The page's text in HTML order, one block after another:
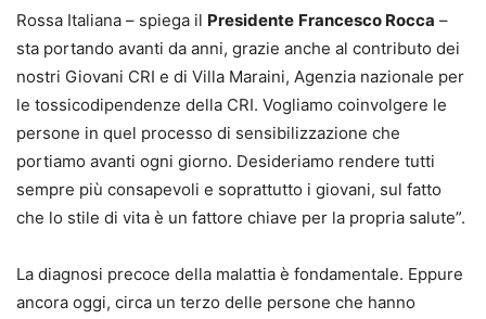
Rossa Italiana – spiega il Presidente Francesco Rocca –
sta portando avanti da anni, grazie anche al contributo dei
nostri Giovani CRI e di Villa Maraini, Agenzia nazionale per
le tossicodipendenze della CRI. Vogliamo coinvolgere le
persone in quel processo di sensibilizzazione che
portiamo avanti ogni giorno. Desideriamo rendere tutti
sempre più consapevoli e soprattutto i giovani, sul fatto
che lo stile di vita è un fattore chiave per la propria salute”.
La diagnosi precoce della malattia è fondamentale. Eppure
ancora oggi, circa un terzo delle persone che hanno